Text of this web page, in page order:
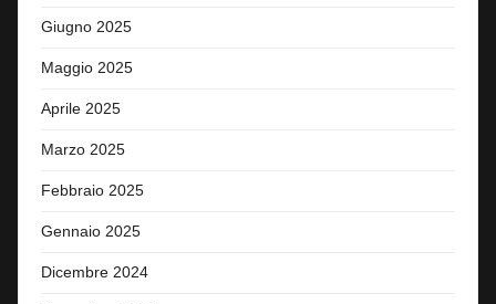
Giugno 2025
Maggio 2025
Aprile 2025
Marzo 2025
Febbraio 2025
Gennaio 2025
Dicembre 2024